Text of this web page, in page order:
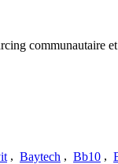
communautaire
, Baytech , Bb10 ,